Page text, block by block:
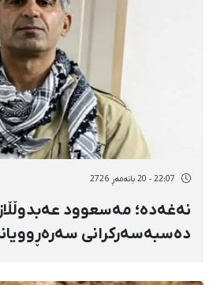
22:07 - 20 بانەمەڕ 2726
دەسبەسەرکرانی